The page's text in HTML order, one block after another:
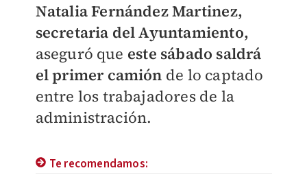
Natalia Fernández Martinez,
secretaria del Ayuntamiento,
aseguró que este sábado saldrá
el primer camión de lo captado
entre los trabajadores de la
administración.
Te recomendamos: